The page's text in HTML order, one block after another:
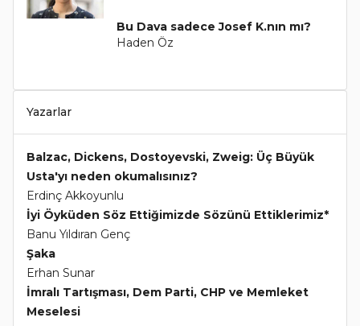
Bu Dava sadece Josef K.nın mı?
Haden Öz
Yazarlar
Balzac, Dickens, Dostoyevski, Zweig: Üç Büyük
Usta'yı neden okumalısınız?
Erdinç Akkoyunlu
İyi Öyküden Söz Ettiğimizde Sözünü Ettiklerimiz*
Banu Yıldıran Genç
Şaka
Erhan Sunar
İmralı Tartışması, Dem Parti, CHP ve Memleket
Meselesi